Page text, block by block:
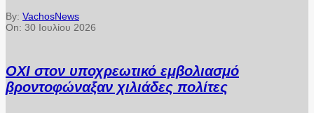
By: VachosNews
On: 30 Ιουλίου 2026
ΟΧΙ στον υποχρεωτικό εμβολιασμό
βροντοφώναξαν χιλιάδες πολίτες